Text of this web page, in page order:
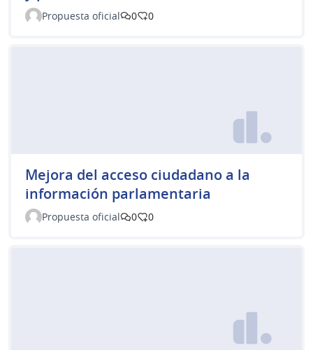
Propuesta oficial 0 0
Mejora del acceso ciudadano a la
información parlamentaria
Propuesta oficial 0 0